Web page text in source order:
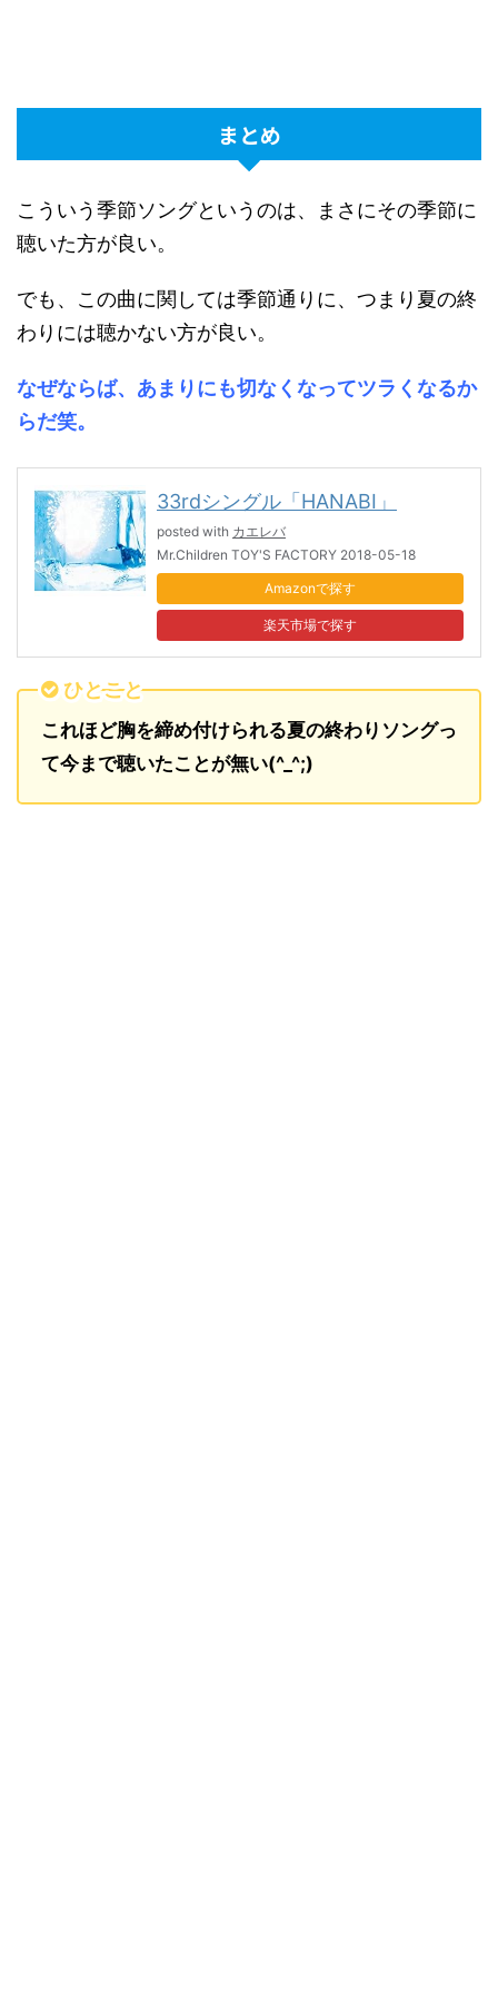
まとめ
こういう季節ソングというのは、まさにその季節に
聴いた方が良い。
でも、この曲に関しては季節通りに、つまり夏の終
わりには聴かない方が良い。
なぜならば、あまりにも切なくなってツラくなるか
らだ笑。
33rdシングル「HANABI」
posted with カエレバ
Mr.Children TOY'S FACTORY 2018-05-18
Amazon
楽天市場
ひとこと
これほど胸を締め付けられる夏の終わりソングっ
て今まで聴いたことが無い(^_^;)